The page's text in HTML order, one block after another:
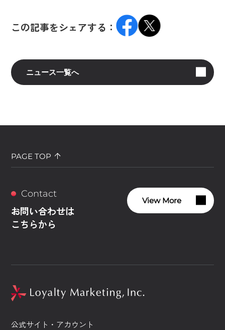
この記事をシェアする：
ニュース一覧へ
PAGE TOP
Contact
お問い合わせは
こちらから
View More
公式サイト・アカウント